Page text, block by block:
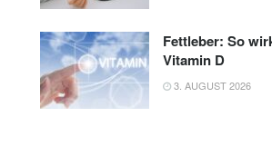
Fettleber: So
Vitamin D
3. AUGUST 2026